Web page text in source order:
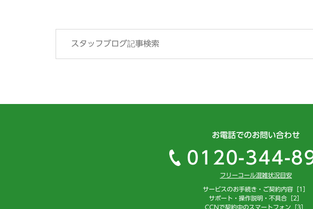
お電話でのお問い合わせ
0120-344-
フリーコール混雑状況目安
サービスのお手続き・ご契約内容［1］
サポート・操作説明・不具合［2］
CCNで契約中のスマートフォン［3］